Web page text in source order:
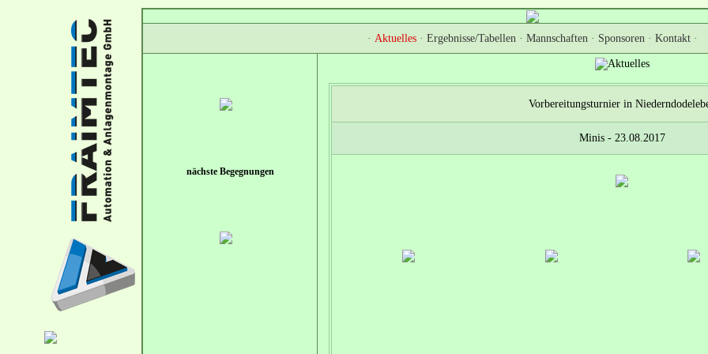
· Aktuelles · Ergebnisse/Tabellen · Mannschaften · Sponsoren · Kontakt ·
nächste Begegnungen
Vorbereitungsturnier in
Minis - 23.08.2017